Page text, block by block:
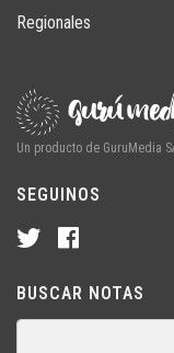
Regionales
Un producto de GuruMedia
SEGUINOS
BUSCAR NOTAS